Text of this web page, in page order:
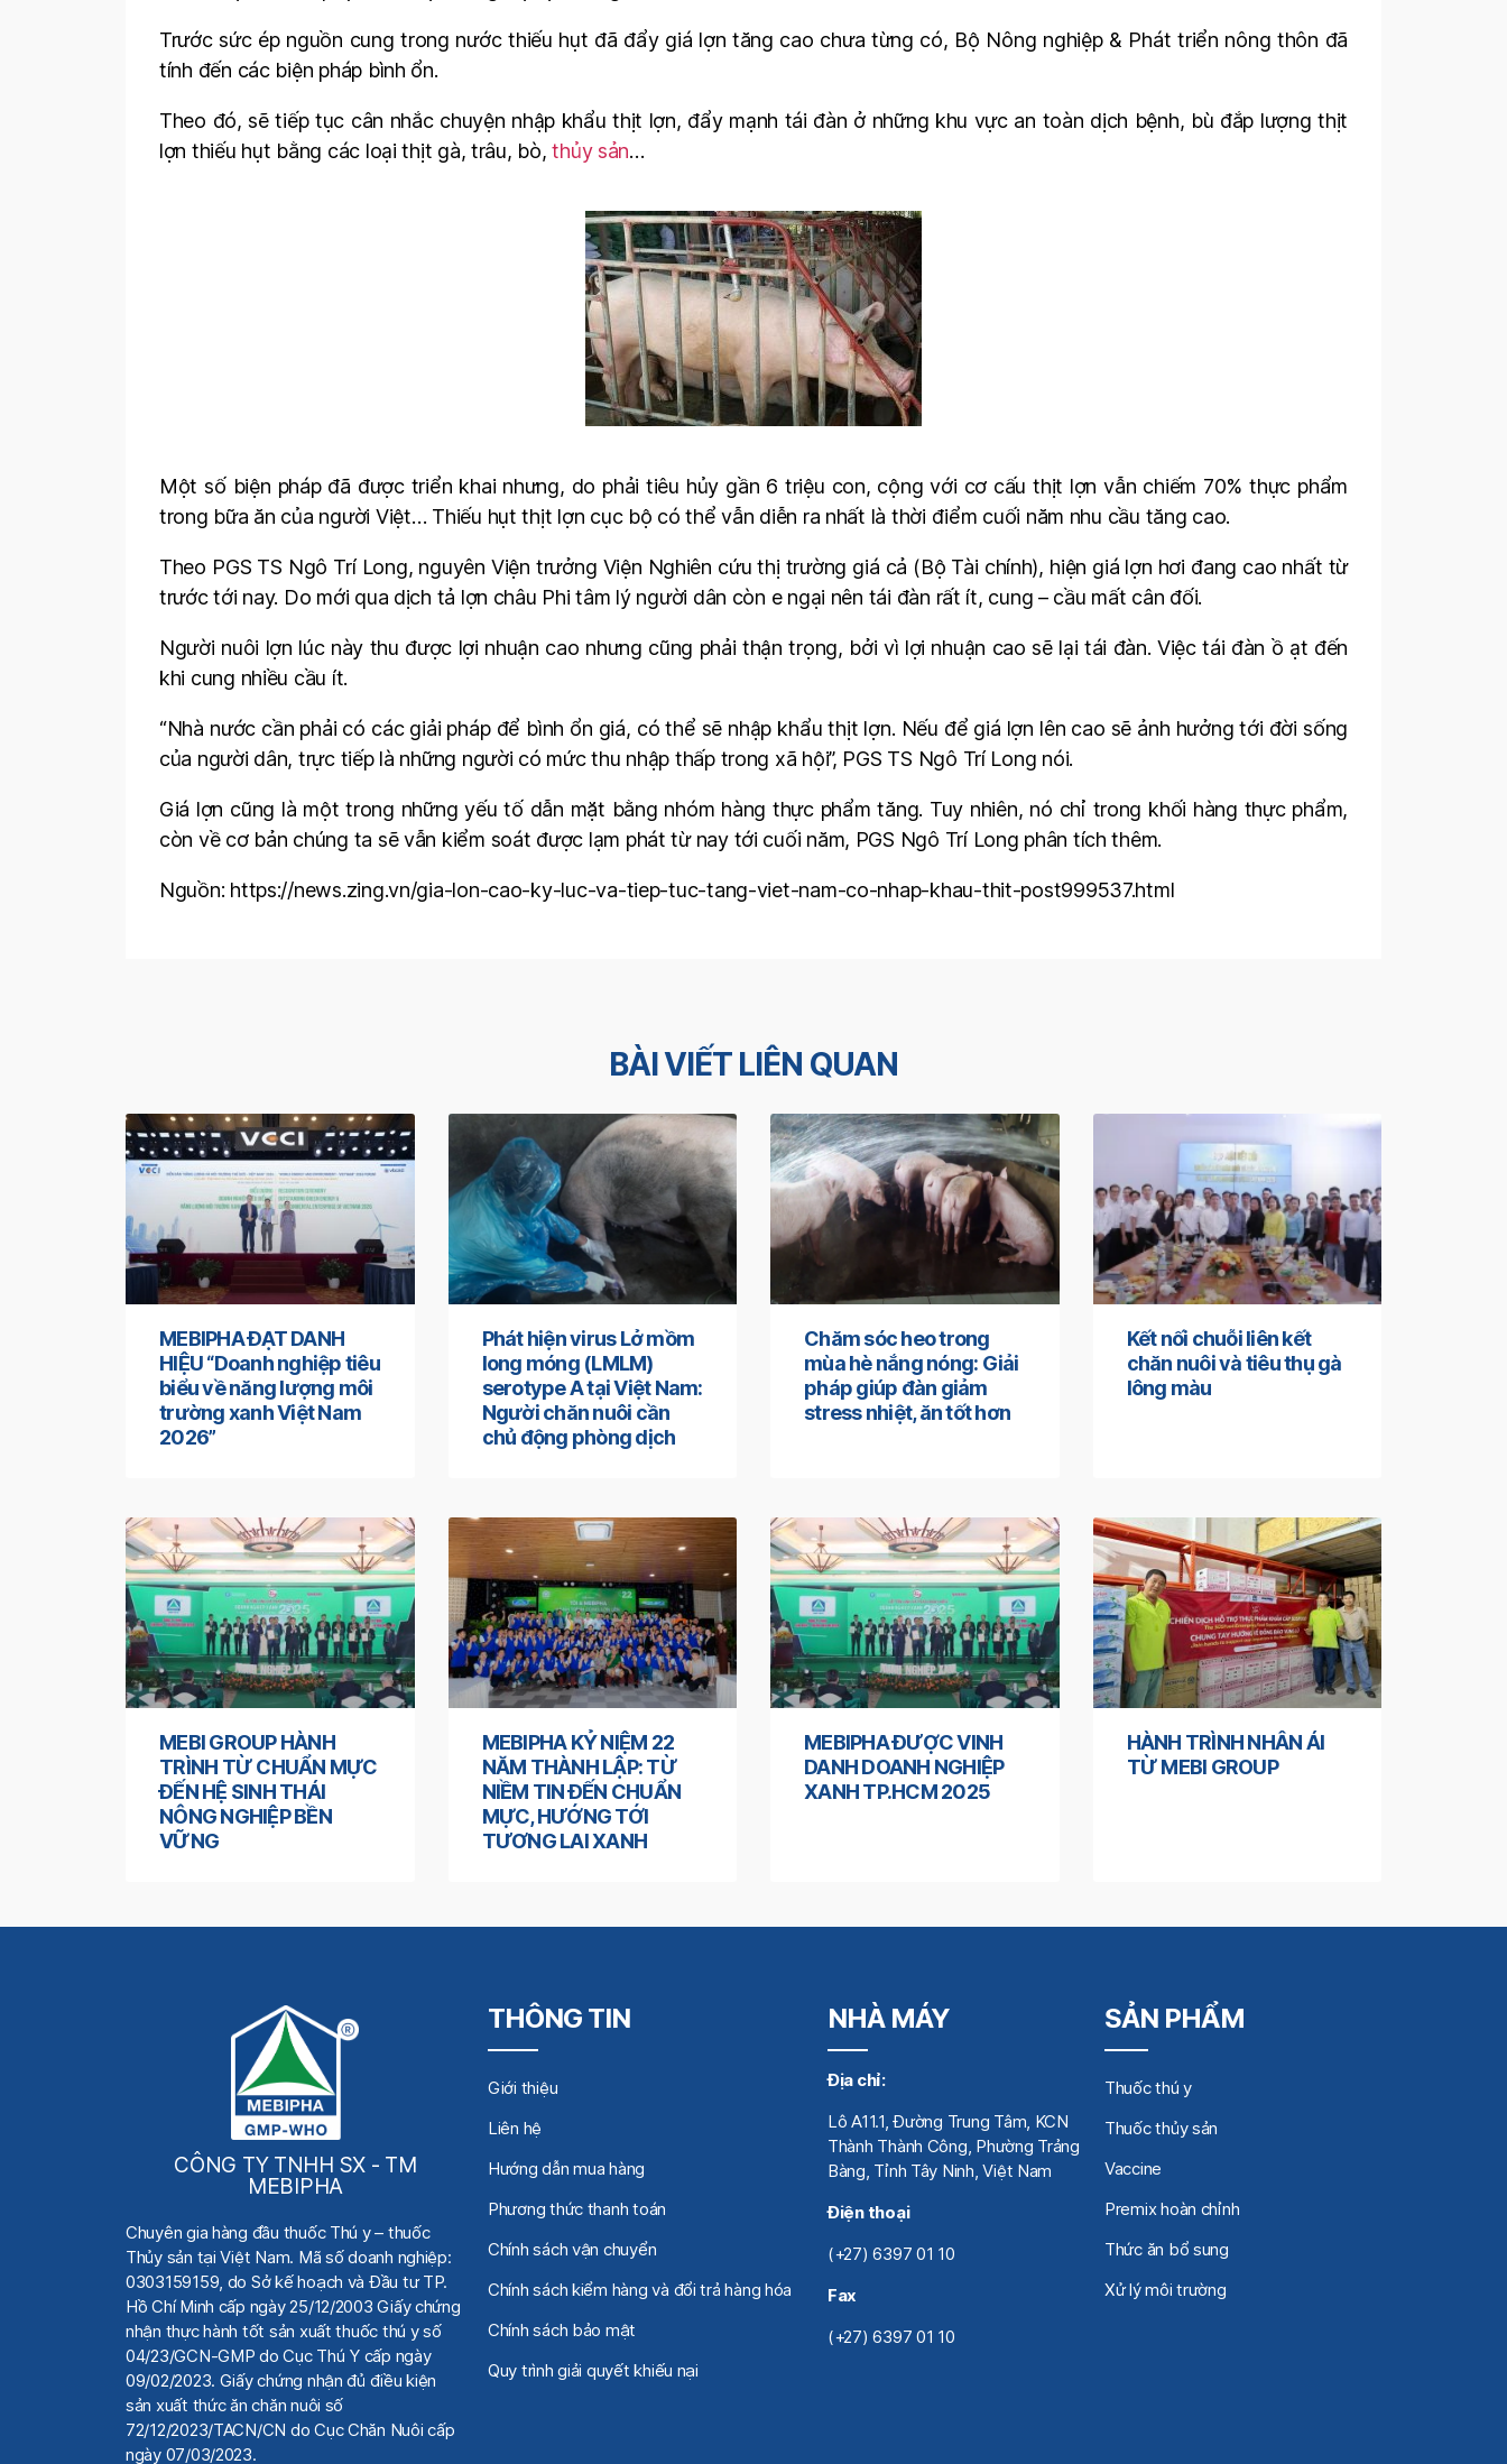
Trước sức ép nguồn cung trong nước thiếu hụt đã đẩy giá lợn tăng cao chưa từng có, Bộ Nông nghiệp & Phát triển nông thôn đã
tính đến các biện pháp bình ổn.
Theo đó, sẽ tiếp tục cân nhắc chuyện nhập khẩu thịt lợn, đẩy mạnh tái đàn ở những khu vực an toàn dịch bệnh, bù đắp lượng thịt
lợn thiếu hụt bằng các loại thịt gà, trâu, bò,thủy sản…
Một số biện pháp đã được triển khai nhưng, do phải tiêu hủy gần 6 triệu con, cộng với cơ cấu thịt lợn vẫn chiếm 70% thực phẩm
trong bữa ăn của người Việt… Thiếu hụt thịt lợn cục bộ có thể vẫn diễn ra nhất là thời điểm cuối năm nhu cầu tăng cao.
Theo PGS TS Ngô Trí Long, nguyên Viện trưởng Viện Nghiên cứu thị trường giá cả (Bộ Tài chính), hiện giá lợn hơi đang cao nhất từ
trước tới nay. Do mới qua dịch tả lợn châu Phi tâm lý người dân còn e ngại nên tái đàn rất ít, cung – cầu mất cân đối.
Người nuôi lợn lúc này thu được lợi nhuận cao nhưng cũng phải thận trọng, bởi vì lợi nhuận cao sẽ lại tái đàn. Việc tái đàn ồ ạt đến
khi cung nhiều cầu ít.
“Nhà nước cần phải có các giải pháp để bình ổn giá, có thể sẽ nhập khẩu thịt lợn. Nếu để giá lợn lên cao sẽ ảnh hưởng tới đời sống
của người dân, trực tiếp là những người có mức thu nhập thấp trong xã hội”, PGS TS Ngô Trí Long nói.
Giá lợn cũng là một trong những yếu tố dẫn mặt bằng nhóm hàng thực phẩm tăng. Tuy nhiên, nó chỉ trong khối hàng thực phẩm,
còn về cơ bản chúng ta sẽ vẫn kiểm soát được lạm phát từ nay tới cuối năm, PGS Ngô Trí Long phân tích thêm.
Nguồn: https://news.zing.vn/gia-lon-cao-ky-luc-va-tiep-tuc-tang-viet-nam-co-nhap-khau-thit-post999537.html
BÀI VIẾT LIÊN QUAN
MEBIPHA ĐẠT DANH
HIỆU “Doanh nghiệp tiêu
biểu về năng lượng môi
trường xanh Việt Nam
2026”
Phát hiện virus Lở mồm
long móng (LMLM)
serotype A tại Việt Nam:
Người chăn nuôi cần
chủ động phòng dịch
Chăm sóc heo trong
mùa hè nắng nóng: Giải
pháp giúp đàn giảm
stress nhiệt, ăn tốt hơn
Kết nối chuỗi liên kết
chăn nuôi và tiêu thụ gà
lông màu
MEBI GROUP HÀNH
TRÌNH TỪ CHUẨN MỰC
ĐẾN HỆ SINH THÁI
NÔNG NGHIỆP BỀN
VỮNG
MEBIPHA KỶ NIỆM 22
NĂM THÀNH LẬP: TỪ
NIỀM TIN ĐẾN CHUẨN
MỰC, HƯỚNG TỚI
TƯƠNG LAI XANH
MEBIPHA ĐƯỢC VINH
DANH DOANH NGHIỆP
XANH TP.HCM 2025
HÀNH TRÌNH NHÂN ÁI
TỪ MEBI GROUP
CÔNG TY TNHH SX - TM
MEBIPHA
Chuyên gia hàng đầu thuốc Thú y– thuốc
Thủy sản tại Việt Nam. Mã số doanh nghiệp:
0303159159, do Sở kế hoạch và Đầu tư TP.
Hồ Chí Minh cấp ngày 25/12/2003 Giấy chứng
nhận thực hành tốt sản xuất thuốc thú y số
04/23/GCN-GMP do Cục Thú Y cấp ngày
09/02/2023. Giấy chứng nhận đủ điều kiện
sản xuất thức ăn chăn nuôi số
72/12/2023/TACN/CN do Cục Chăn Nuôi cấp
ngày 07/03/2023.
THÔNG TIN
Giới thiệu
Liên hệ
Hướng dẫn mua hàng
Phương thức thanh toán
Chính sách vận chuyển
Chính sách kiểm hàng và đổi trả hàng hóa
Chính sách bảo mật
Quy trình giải quyết khiếu nại
NHÀ MÁY
Địa chỉ:
Lô A11.1, Đường Trung Tâm, KCN
Thành Thành Công, Phường Trảng
Bàng, Tỉnh Tây Ninh, Việt Nam
Điện thoại
(+27) 6397 01 10
Fax
(+27) 6397 01 10
SẢN PHẨM
Thuốc thú y
Thuốc thủy sản
Vaccine
Premix hoàn chỉnh
Thức ăn bổ sung
Xử lý môi trường